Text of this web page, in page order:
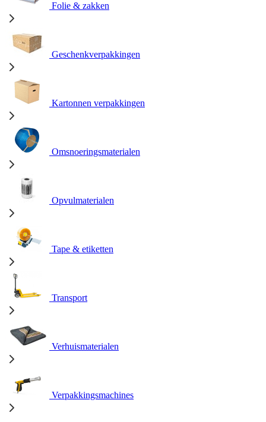
Folie & zakken
Geschenkverpakkingen
Kartonnen verpakkingen
Omsnoeringsmaterialen
Opvulmaterialen
Tape & etiketten
Transport
Verhuismaterialen
Verpakkingsmachines